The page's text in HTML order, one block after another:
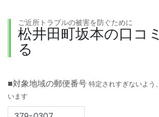
ご近所トラブルの被害を防ぐために
松井田町坂本の口コ
る
■対象地域の郵便番号 特定されすぎないよう
います